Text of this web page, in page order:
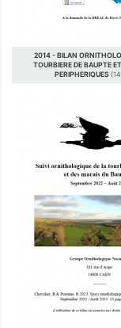
2014 - BILAN
TOURBIERE DE BAUPTE
PERIPHERIQUES